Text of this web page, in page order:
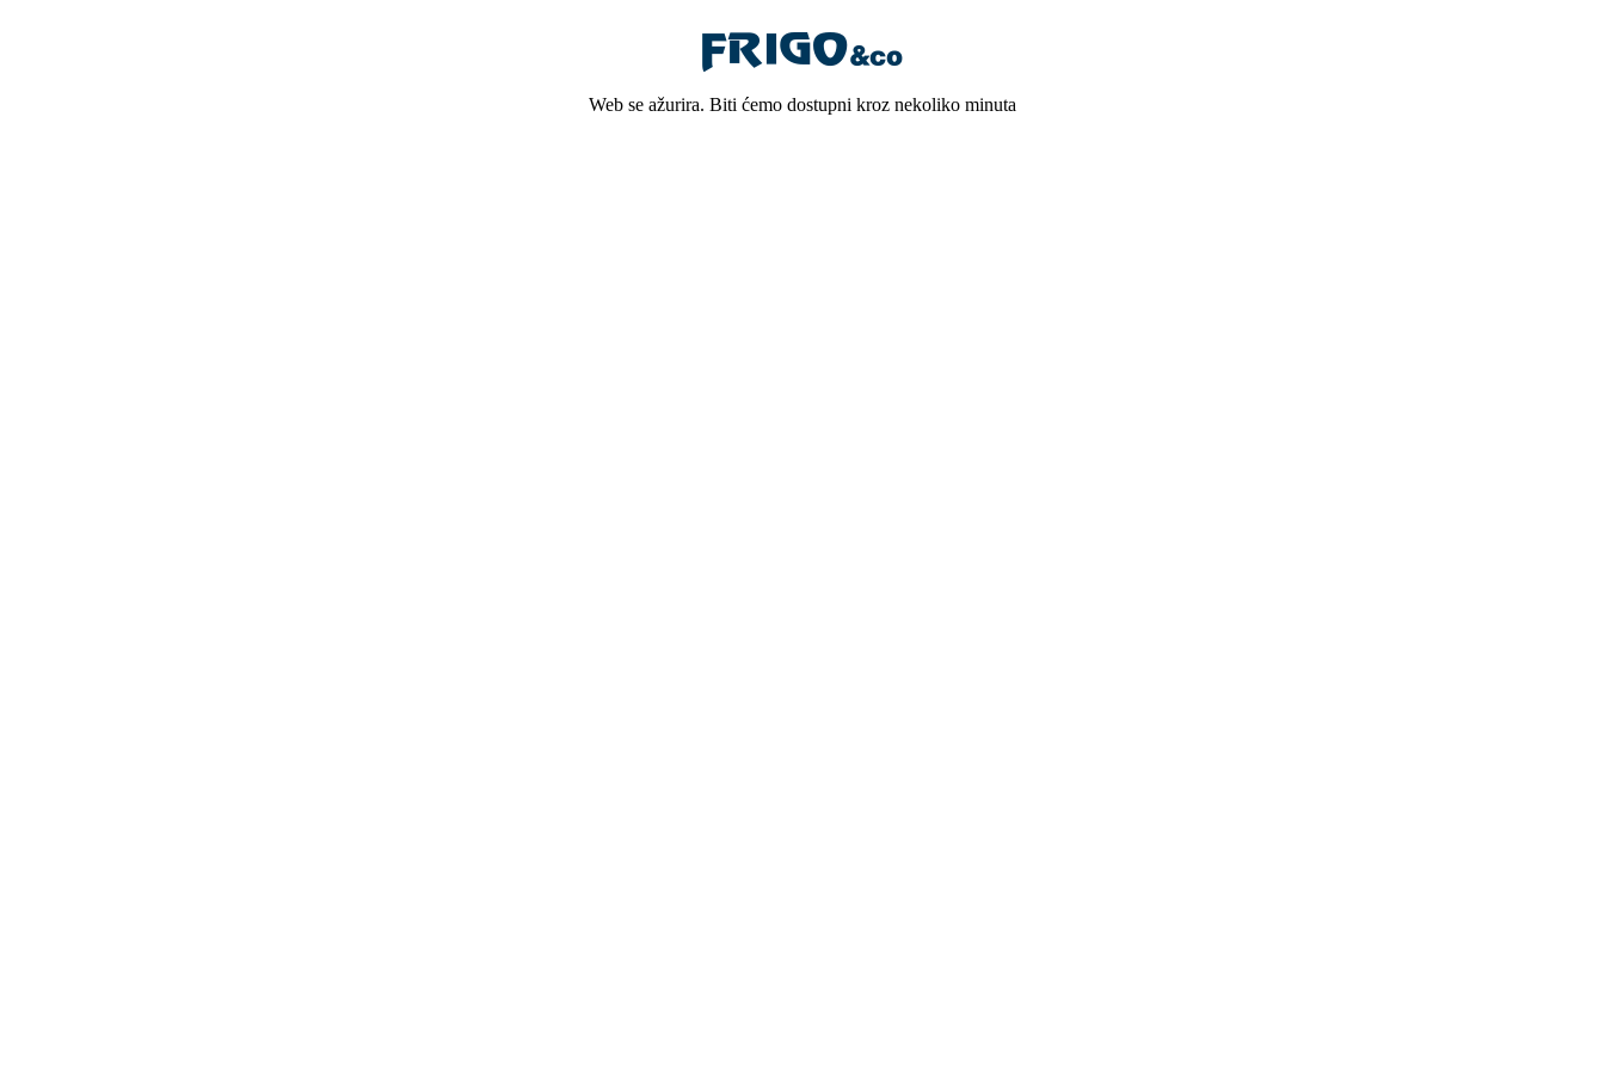
Web se ažurira. Biti ćemo dostupni kroz nekoliko minuta